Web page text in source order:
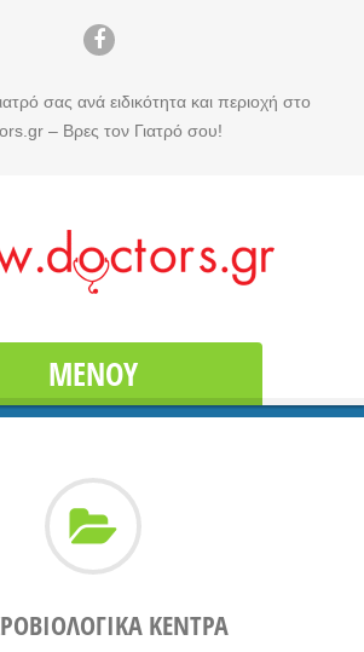
σας ανά ειδικότητα και περιοχή στο
– Βρες τον Γιατρό σου!
ΜΕΝΟΎ
ΚΕΝΤΡΑ